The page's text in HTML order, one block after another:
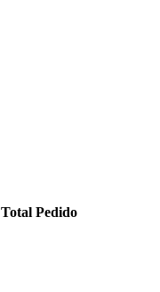
Total Pedido